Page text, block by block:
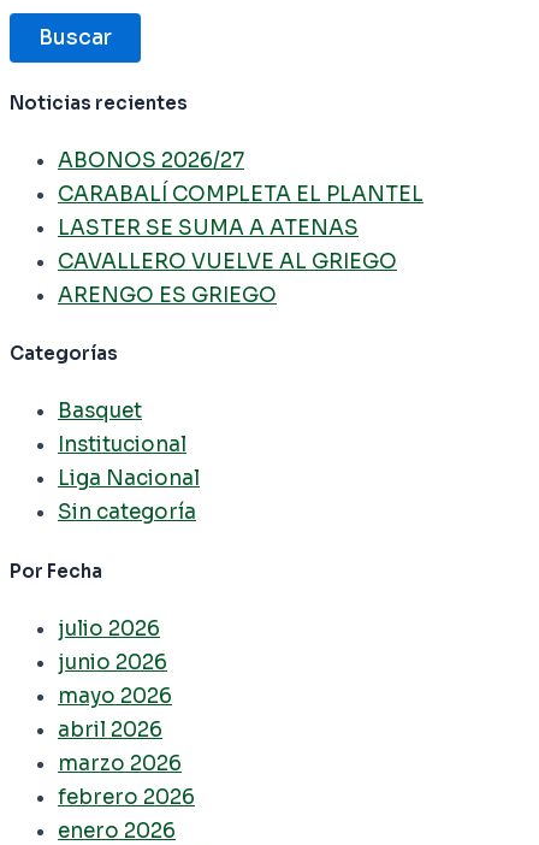
Buscar
Noticias recientes
ABONOS 2026/27
CARABALÍ COMPLETA EL PLANTEL
LASTER SE SUMA A ATENAS
CAVALLERO VUELVE AL GRIEGO
ARENGO ES GRIEGO
Categorías
Basquet
Institucional
Liga Nacional
Sin categoría
Por Fecha
julio 2026
junio 2026
mayo 2026
abril 2026
marzo 2026
febrero 2026
enero 2026